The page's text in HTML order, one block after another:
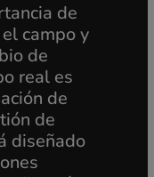
de
campo y
de
real es
de
de
diseñado